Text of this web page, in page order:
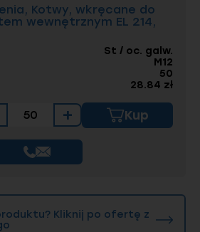
które sprostają
wymagającym zadaniom.
Kotwy, wkręcane do
wewnętrznym EL 214,
St / oc. galw.
M12
50
28.84 zł
+ Kup
Kliknij po ofertę z